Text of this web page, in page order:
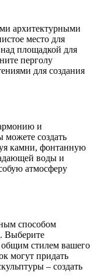
архитектурными
место для
площадкой для
перголу
для создания
и
создать
камни, фонтанную
воды и
атмосферу
способом
Выберите
общим стилем вашего
могут придать
– создать